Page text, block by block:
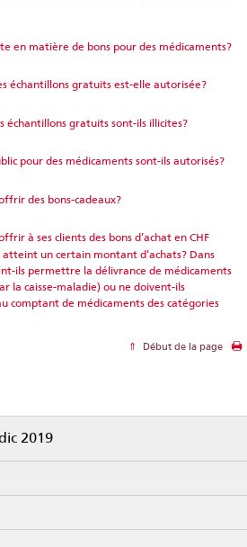
en matière de bons pour des médicaments?
échantillons gratuits est-elle autorisée?
échantillons gratuits sont-ils illicites?
pour des médicaments sont-ils autorisés?
des bons-cadeaux?
à ses clients des bons d’achat en CHF
un certain montant d’achats? Dans
ils permettre la délivrance de médicaments
la caisse-maladie) ou ne doivent-ils
comptant de médicaments des catégories
Début de la page
2019